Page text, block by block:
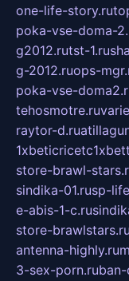
one-life-story.ru
poka-vse-doma-
g2012.rutst-1.ru
g-2012.ruops-
poka-vse-
tehosmotre.ru
raytor-d.ru
store-brawl-
sindika-01.rusp-
e-abis-1-c.ru
store-brawlstars.ru
antenna-highly.ru
3-sex-porn.ru